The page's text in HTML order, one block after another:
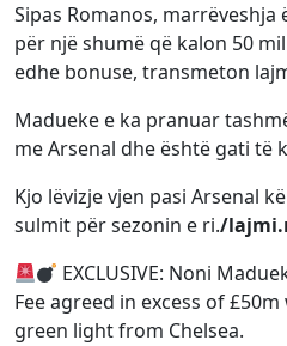
Sipas Romanos,
për një shumë që kalon 50
edhe bonuse, transmeton
Madueke e ka pranuar
me Arsenal dhe është gati
Kjo lëvizje vjen pasi Arsenal
sulmit për sezonin e ri./
EXCLUSIVE: Noni
Fee agreed in excess of
green light from Chelsea.